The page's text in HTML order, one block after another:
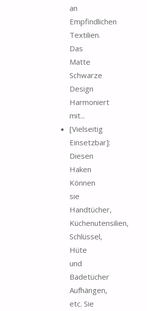
an
Empfindlichen
Textilien.
Das
Matte
Schwarze
Design
Harmoniert
mit...
[Vielseitig
Einsetzbar]:
Diesen
Haken
Können
sie
Handtücher,
Küchenutensilien,
Schlüssel,
Hüte
und
Badetücher
Aufhängen,
etc. Sie